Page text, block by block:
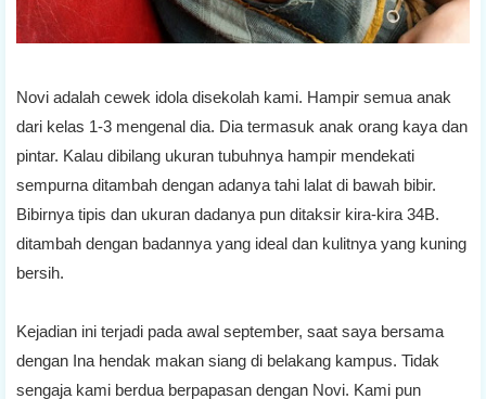
Novi adalah cewek idola disekolah kami. Hampir semua anak
dari kelas 1-3 mengenal dia. Dia termasuk anak orang kaya dan
pintar. Kalau dibilang ukuran tubuhnya hampir mendekati
sempurna ditambah dengan adanya tahi lalat di bawah bibir.
Bibirnya tipis dan ukuran dadanya pun ditaksir kira-kira 34B.
ditambah dengan badannya yang ideal dan kulitnya yang kuning
bersih.
Kejadian ini terjadi pada awal september, saat saya bersama
dengan Ina hendak makan siang di belakang kampus. Tidak
sengaja kami berdua berpapasan dengan Novi. Kami pun